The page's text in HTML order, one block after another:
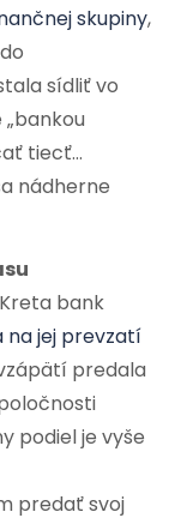
skupiny,
sídliť vo
tiecť…
nádherne
bank
na jej prevzatí
predala
podiel je vyše
predať svoj